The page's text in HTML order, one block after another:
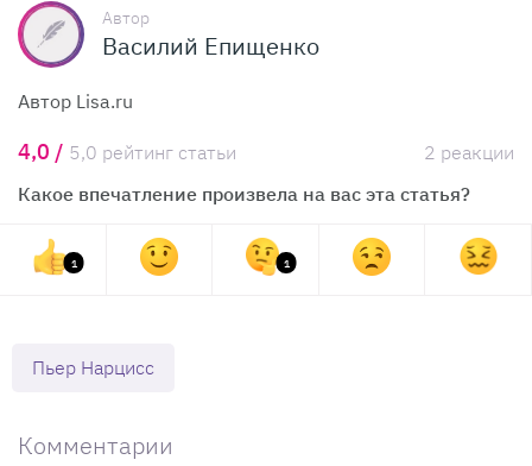
Автор
Василий Епищенко
Автор Lisa.ru
4,0 / 5,0 рейтинг статьи
2 реакции
Какое впечатление произвела на вас эта статья?
1 1
Пьер Нарцисс
Комментарии